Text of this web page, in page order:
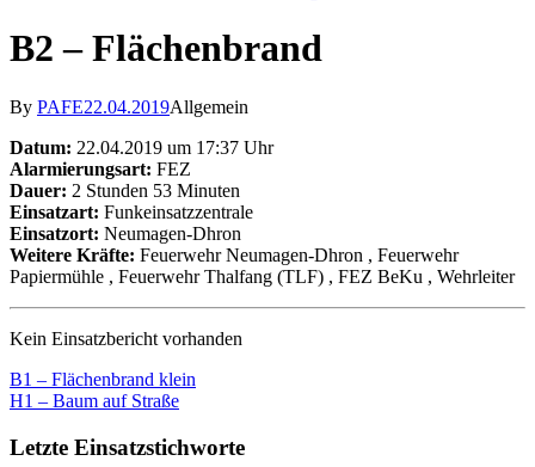
B2 – Flächenbrand
By PAFE22.04.2019Allgemein
Datum: 22.04.2019 um 17:37 Uhr
Alarmierungsart: FEZ
Dauer: 2 Stunden 53 Minuten
Einsatzart: Funkeinsatzzentrale
Einsatzort: Neumagen-Dhron
Weitere Kräfte: Feuerwehr Neumagen-Dhron , Feuerwehr
Papiermühle , Feuerwehr Thalfang (TLF) , FEZ BeKu , Wehrleiter
Kein Einsatzbericht vorhanden
B1 – Flächenbrand klein
H1 – Baum auf Straße
Letzte Einsatzstichworte